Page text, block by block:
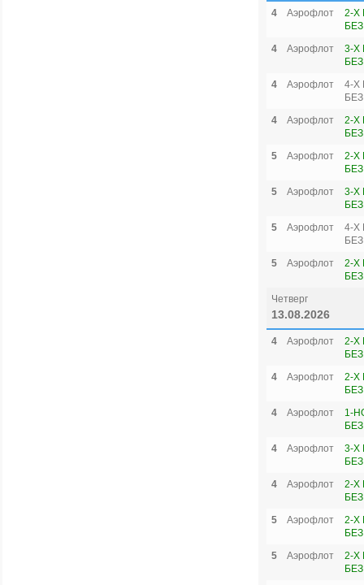
4 Аэрофлот
2-Х
4
Аэрофлот
3-Х
4
Аэрофлот
4-Х
4
Аэрофлот
2-Х
5
Аэрофлот
2-Х
5
Аэрофлот
3-Х
5
Аэрофлот
4-Х
5
Аэрофлот
2-Х
Четверг
13.08.2026
4 Аэрофлот
2-Х
4
Аэрофлот
2-Х
4
Аэрофлот
1-
4
Аэрофлот
3-Х
4
Аэрофлот
2-Х
5
Аэрофлот
2-Х
5
Аэрофлот
2-Х